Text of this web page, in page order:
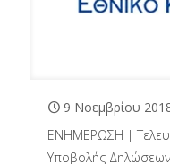
9 Νοεμβρίου
ΕΝΗΜΕΡΩΣΗ |
Υποβολής Δηλώσεων